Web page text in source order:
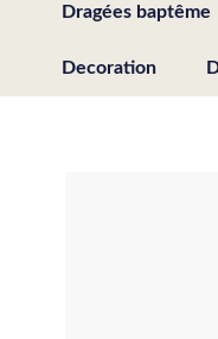
Dragées baptême
Decoration